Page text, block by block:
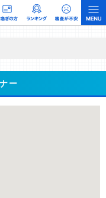
／ユーザーへの口コミ収集な
す。
ー